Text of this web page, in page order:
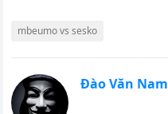
mbeumo vs sesko
Đào Văn Nam